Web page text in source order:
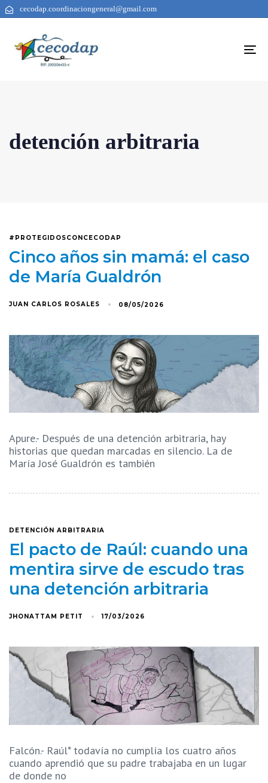
cecodap.coordinaciongeneral@gmail.com
detención arbitraria
#PROTEGIDOSCONCECODAP
Cinco años sin mamá: el caso
de María Gualdrón
JUAN CARLOS ROSALES 08/05/2026
Apure.- Después de una detención arbitraria, hay
historias que quedan marcadas en silencio. La de
María José Gualdrón es también
DETENCIÓN ARBITRARIA
El pacto de Raúl: cuando una
mentira sirve de escudo tras
una detención arbitraria
JHONATTAM PETIT 17/03/2026
Falcón.- Raúl* todavía no cumplía los cuatro años
cuando aprendió que su padre trabajaba en un lugar
de donde no